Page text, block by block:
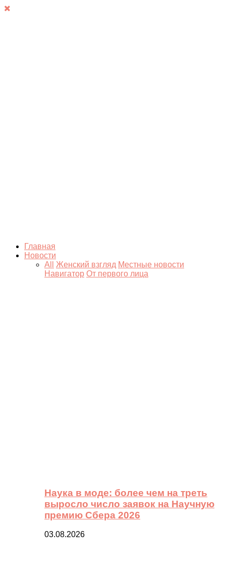
Главная
Новости
All
Женский взгляд Местные новости
Навигатор От первого лица
Наука в моде: более чем на треть
выросло число заявок на Научную
премию Сбера 2026
03.08.2026